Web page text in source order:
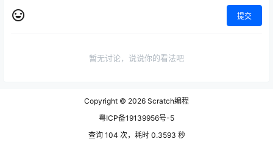
提交
暂无讨论，说说你的看法吧
Copyright © 2026 Scratch编程
粤ICP备19139956号-5
查询 104 次，耗时 0.3593 秒